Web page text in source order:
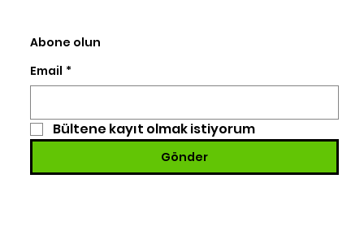
Abone olun
Email *
Bültene kayıt olmak istiyorum
Gönder